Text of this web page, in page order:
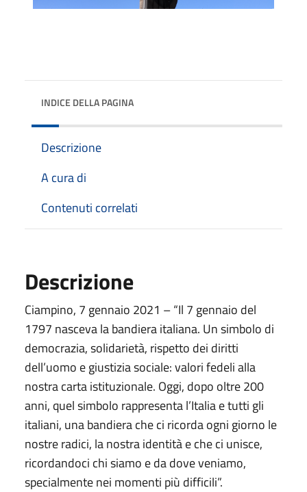
INDICE DELLA PAGINA
Descrizione
A cura di
Contenuti correlati
Descrizione
Ciampino, 7 gennaio 2021 – “Il 7 gennaio del
1797 nasceva la bandiera italiana. Un simbolo di
democrazia, solidarietà, rispetto dei diritti
dell’uomo e giustizia sociale: valori fedeli alla
nostra carta istituzionale. Oggi, dopo oltre 200
anni, quel simbolo rappresenta l’Italia e tutti gli
italiani, una bandiera che ci ricorda ogni giorno le
nostre radici, la nostra identità e che ci unisce,
ricordandoci chi siamo e da dove veniamo,
specialmente nei momenti più difficili”.